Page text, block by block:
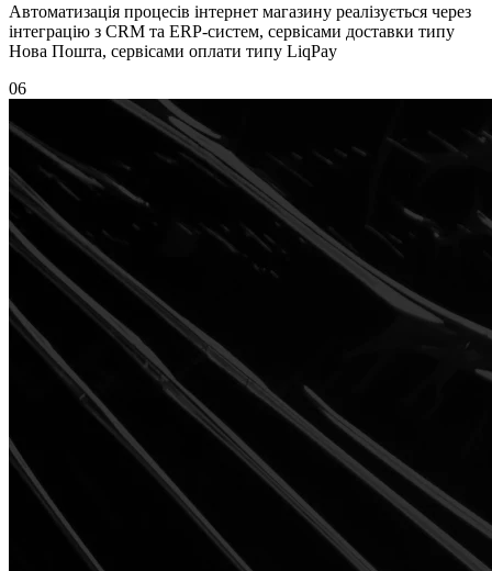
Автоматизація процесів інтернет магазину реалізується через
інтеграцію з CRM та ERP-систем, сервісами доставки типу
Нова Пошта, сервісами оплати типу LiqPay
06